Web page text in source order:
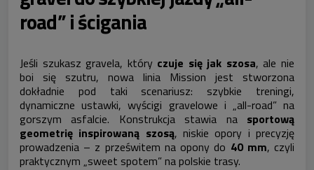
road” i ścigania
Jeśli szukasz gravela, który czuje się jak szosa, ale nie
boi się szutru, nowa linia Mission jest stworzona
dokładnie pod taki scenariusz: szybkie treningi,
dynamiczne ustawki, wyścigi gravelowe i „all-road” na
gorszym asfalcie. Konstrukcja stawia na sportową
geometrię inspirowaną szosą, niskie opory i precyzję
prowadzenia – z prześwitem na opony do 40 mm, czyli
praktycznym „sweet spotem” na polskie trasy.